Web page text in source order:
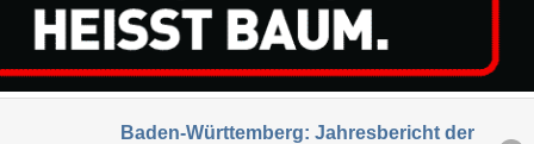
Baden-Württemberg: Jahresbericht der